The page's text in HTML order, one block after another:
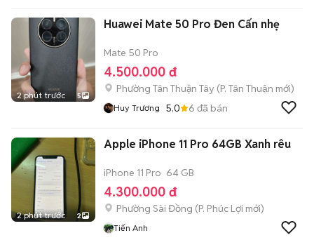
2 phút trước 5
Huawei Mate 50 Pro Đen Cấn nhẹ
Mate 50 Pro
4.500.000 đ
Phường Tân Thuận Tây (P. Tân Thuận mới)
Huy Trương 5.0 6 đã bán
2 phút trước 2
Apple iPhone 11 Pro 64GB Xanh rêu
iPhone 11 Pro 64 GB
4.300.000 đ
Phường Sài Đồng (P. Phúc Lợi mới)
Tiến Anh